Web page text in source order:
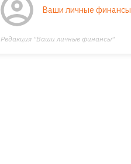
Ваши личные финансы
Редакция "Ваши личные финансы"